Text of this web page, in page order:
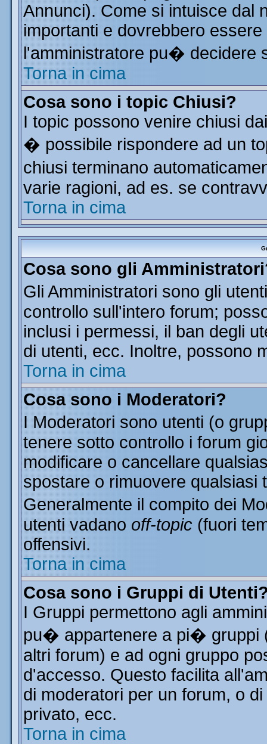
Annunci). Come si intuisce dal
importanti e dovrebbero
l'amministratore pu�
Torna in cima
Cosa sono i topic Chiusi?
I topic possono venire chiusi
� possibile rispondere ad un
chiusi terminano
varie ragioni, ad es. se
Torna in cima
Cosa sono gli
Gli Amministratori sono gli
controllo sull'intero forum;
inclusi i permessi, il ban degli
di utenti, ecc. Inoltre, possono
Torna in cima
Cosa sono i Moderatori?
I Moderatori sono utenti (o
tenere sotto controllo i forum
modificare o cancellare
spostare o rimuovere qualsiasi
Generalmente il compito dei
utenti vadano off-topic (fuori
offensivi.
Torna in cima
Cosa sono i Gruppi di
I Gruppi permettono agli
pu� appartenere a pi� gruppi
altri forum) e ad ogni gruppo
d'accesso. Questo facilita
di moderatori per un forum, o
privato, ecc.
Torna in cima